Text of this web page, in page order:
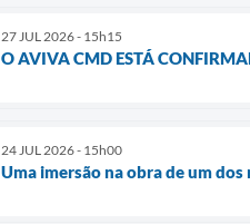
27 JUL 2026 - 15h15
O AVIVA CMD ESTÁ
24 JUL 2026 - 15h00
Uma imersão na obra de um